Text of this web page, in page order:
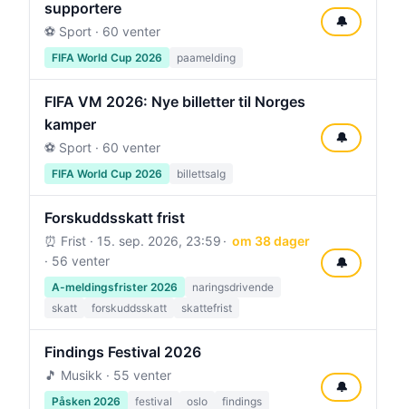
supportere
⚽ Sport · 60 venter
FIFA World Cup 2026 paamelding
🔔
FIFA VM 2026: Nye billetter til Norges
kamper
⚽ Sport · 60 venter
FIFA World Cup 2026 billettsalg
🔔
Forskuddsskatt frist
⏰ Frist · 15. sep. 2026, 23:59
om 38 dager
· 56 venter
A-meldingsfrister 2026
naringsdrivende
skatt
forskuddsskatt skattefrist
🔔
Findings Festival 2026
🎵 Musikk · 55 venter
Påsken 2026 festival oslo
findings
🔔